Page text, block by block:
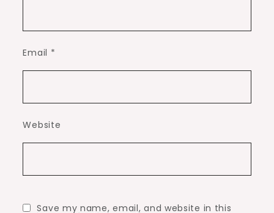
Email *
Website
Save my name, email, and website in this